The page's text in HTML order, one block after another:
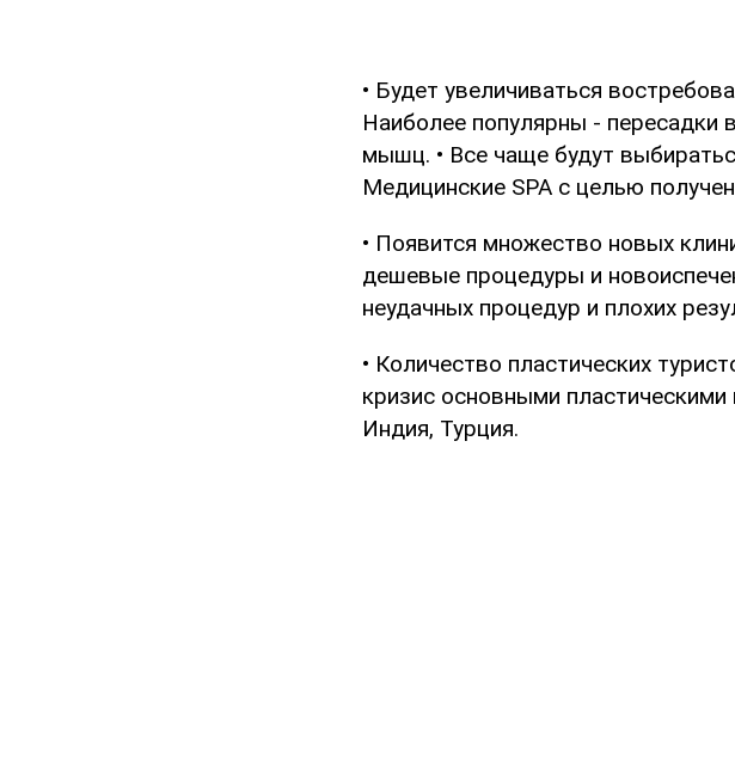
• Будет увеличиваться
Наиболее популярны - пересадки
мышц. • Все чаще будут
Медицинские SPA с целью
• Появится множество новых
дешевые процедуры и
неудачных процедур и плохих
• Количество пластических
кризис основными
Индия, Турция.